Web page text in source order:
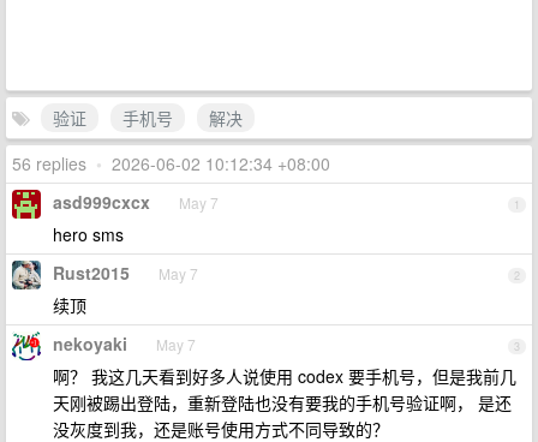
验证 手机号
解决
56 replies • 2026-06-02 10:12:34 +08:00
1
asd999cxcx May 7
hero sms
2
Rust2015 May 7
续顶
3
nekoyaki May 7
啊？ 我这几天看到好多人说使用 codex 要手机号，但是我前几
天刚被踢出登陆，重新登陆也没有要我的手机号验证啊， 是还
没灰度到我，还是账号使用方式不同导致的？